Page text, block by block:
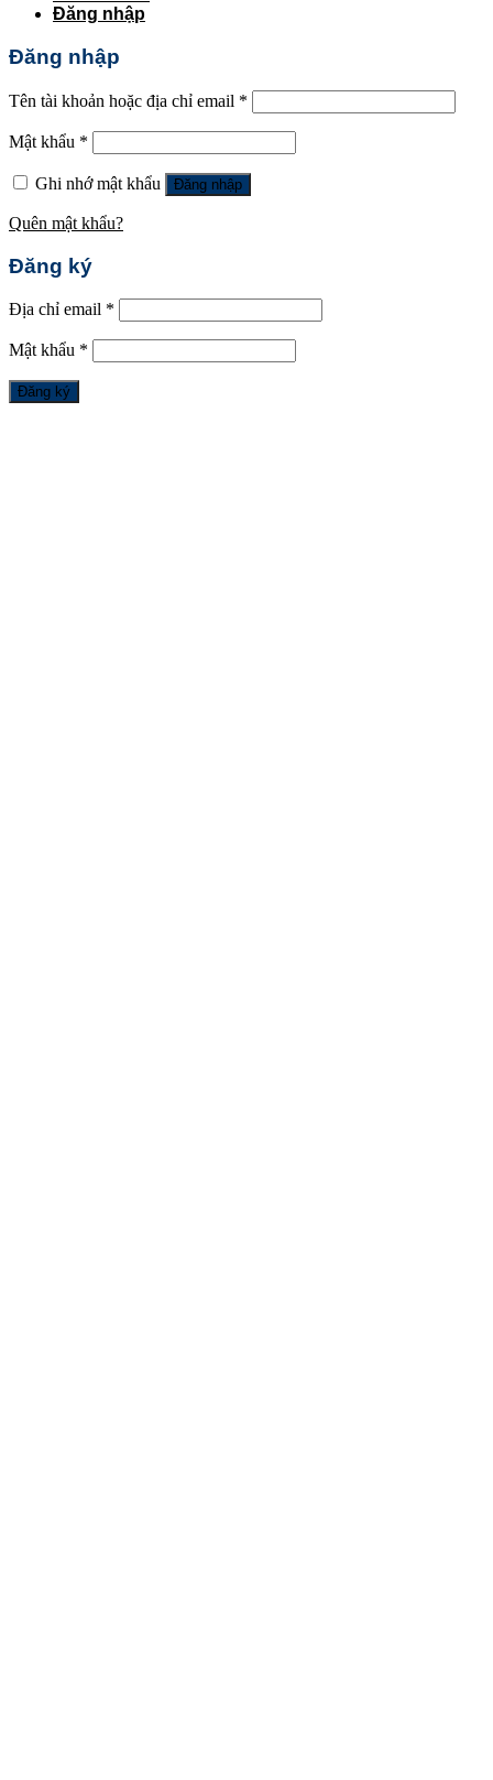
Đăng nhập
Đăng nhập
Tên tài khoản hoặc địa chỉ email *
Mật khẩu *
Ghi nhớ mật khẩu Đăng nhập
Quên mật khẩu?
Đăng ký
Địa chỉ email *
Mật khẩu *
Đăng ký